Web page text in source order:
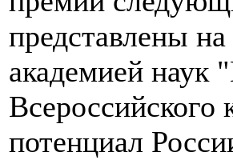
представлены
академией наук
Всероссийского
потенциал